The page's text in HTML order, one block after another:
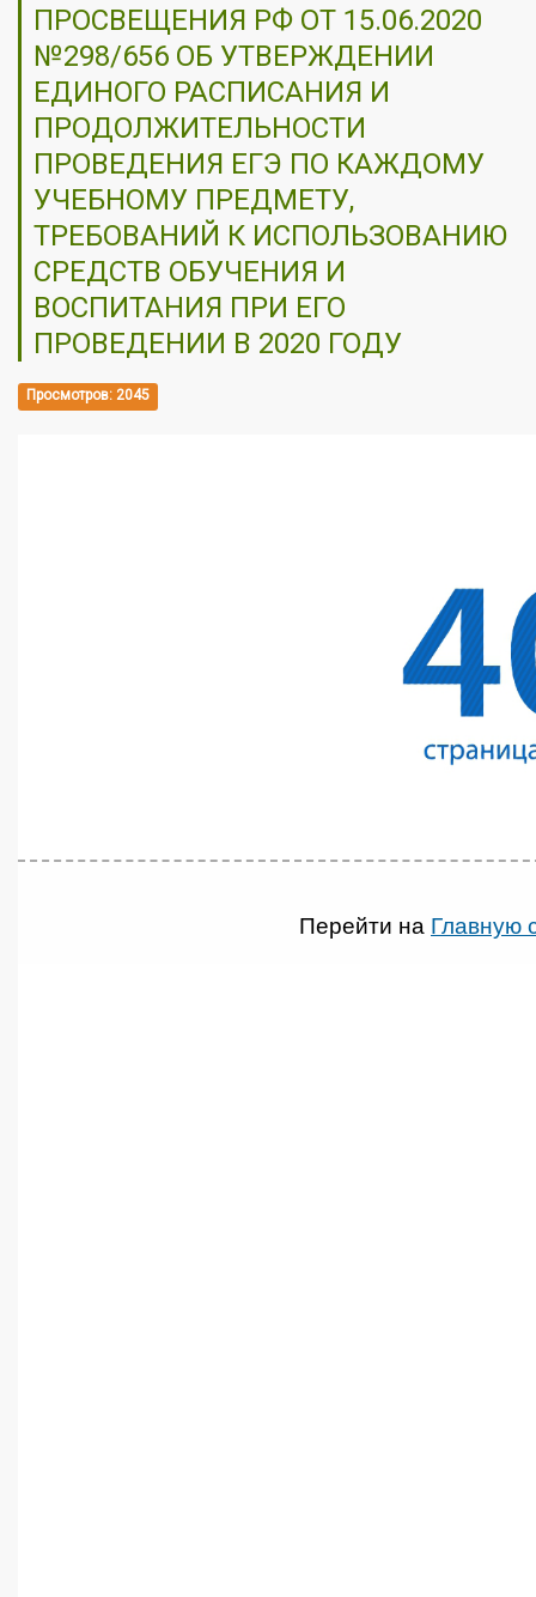
ПРОСВЕЩЕНИЯ РФ ОТ 15.06.2020
№298/656 ОБ УТВЕРЖДЕНИИ
ЕДИНОГО РАСПИСАНИЯ И
ПРОДОЛЖИТЕЛЬНОСТИ
ПРОВЕДЕНИЯ ЕГЭ ПО КАЖДОМУ
УЧЕБНОМУ ПРЕДМЕТУ,
ТРЕБОВАНИЙ К ИСПОЛЬЗОВАНИЮ
СРЕДСТВ ОБУЧЕНИЯ И
ВОСПИТАНИЯ ПРИ ЕГО
ПРОВЕДЕНИИ В 2020 ГОДУ
Просмотров: 2045